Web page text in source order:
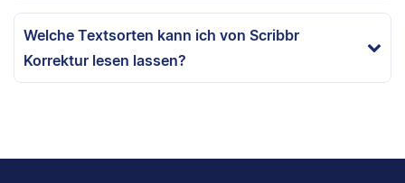
Welche Textsorten kann ich von Scribbr
Korrektur lesen lassen?